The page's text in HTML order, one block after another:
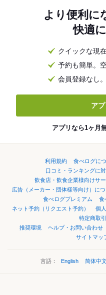
より便利に
快適
クイックな現
予約も簡単。
会員登録なし
ア
アプリなら1ヶ月
利用規約 食べログに
口コミ・ランキングに
飲食店・飲食企業様向けサ
広告（メーカー・団体様等向け）に
食べログプレミアム
食
ネット予約（リクエスト予約）
個
特定商取
推奨環境
ヘルプ・お問い合わせ
サイトマッ
言語： English 简体中